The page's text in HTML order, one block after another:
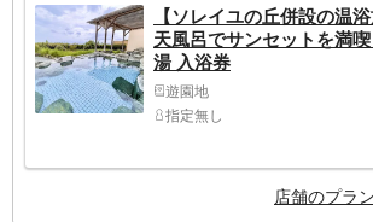
【ソレイユの丘併設の温
天風呂でサンセットを満
湯 入浴券
遊園地
指定無し
店舗のプラ